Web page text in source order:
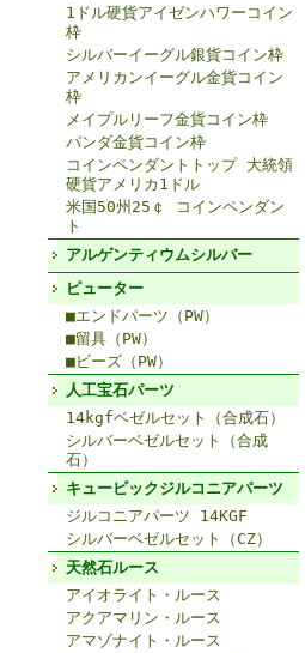
1ドル硬貨アイゼンハワーコイン
枠
シルバーイーグル銀貨コイン枠
アメリカンイーグル金貨コイン
枠
メイプルリーフ金貨コイン枠
パンダ金貨コイン枠
コインペンダントトップ 大統領
硬貨アメリカ1ドル
米国50州25￠ コインペンダン
ト
アルゲンティウムシルバー
ピューター
■エンドパーツ（PW）
■留具（PW）
■ビーズ（PW）
人工宝石パーツ
14kgfベゼルセット（合成石）
シルバーベゼルセット（合成
石）
キュービックジルコニアパーツ
ジルコニアパーツ 14KGF
シルバーベゼルセット（CZ）
天然石ルース
アイオライト・ルース
アクアマリン・ルース
アマゾナイト・ルース